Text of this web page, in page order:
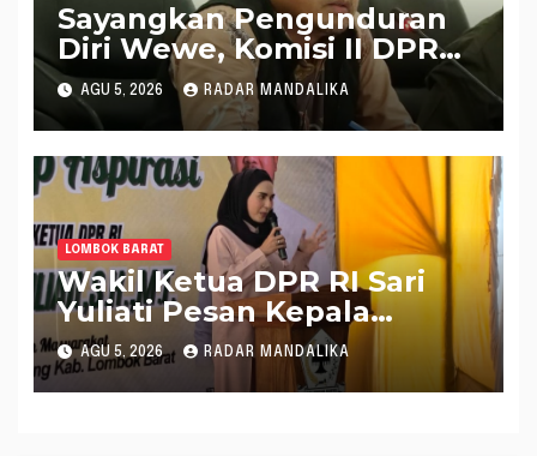
Sayangkan Pengunduran
Diri Wewe, Komisi II DPRD
Lobar Puji Kinerjanya
Selama Tangani Tripat
AGU 5, 2026 RADAR MANDALIKA
LOMBOK BARAT
Wakil Ketua DPR RI Sari
Yuliati Pesan Kepala
Daerah Jalankan Amanah
Sesuai Tugas
AGU 5, 2026 RADAR MANDALIKA